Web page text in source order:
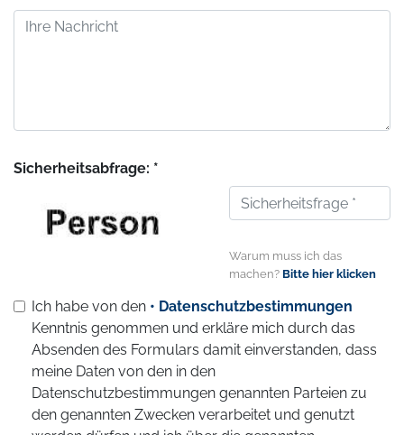
Sicherheitsabfrage: *
Warum muss ich das
machen? Bitte hier klicken
Ich habe von den • Datenschutzbestimmungen
Kenntnis genommen und erkläre mich durch das
Absenden des Formulars damit einverstanden, dass
meine Daten von den in den
Datenschutzbestimmungen genannten Parteien zu
den genannten Zwecken verarbeitet und genutzt